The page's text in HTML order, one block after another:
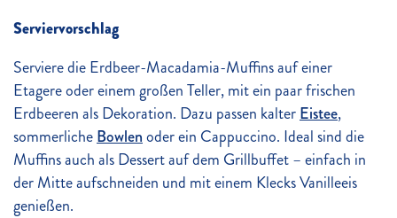
Serviervorschlag
Serviere die Erdbeer-Macadamia-Muffins auf einer
Etagere oder einem großen Teller, mit ein paar frischen
Erdbeeren als Dekoration. Dazu passen kalterEistee,
sommerlicheBowlenoder ein Cappuccino. Ideal sind die
Muffins auch als Dessert auf dem Grillbuffet – einfach in
der Mitte aufschneiden und mit einem Klecks Vanilleeis
genießen.